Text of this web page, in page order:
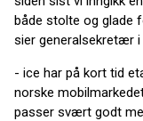
både stolte og glade
sier generalsekretær i
- ice har på kort tid
norske
passer svært godt